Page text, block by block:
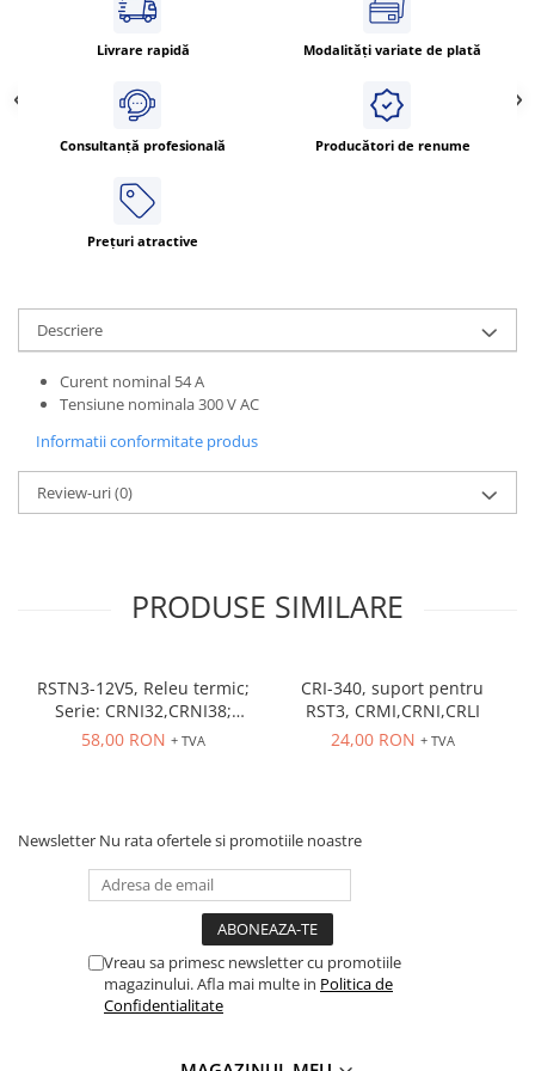
Cleme 6mmLivrare rapidă Modalități variate de plată
Consultanță profesională Producători de renume
Prețuri atractive
Descriere
Curent nominal 54 A
Tensiune nominala 300 V AC
Informatii conformitate produs
Review-uri(0)
PRODUSE SIMILARE
RSTN3-12V5, Releu termic;
Serie: CRNI32,CRNI38;
Contacte auxiliare: NC,NO
58,00 RON + TVA
CRI-340, suport pentru
RST3, CRMI,CRNI,CRLI
24,00 RON + TVA
Newsletter Nu rata ofertele si promotiile noastre
Vreau sa primesc newsletter cu promotiile
magazinului. Afla mai multe in Politica de
Confidentialitate